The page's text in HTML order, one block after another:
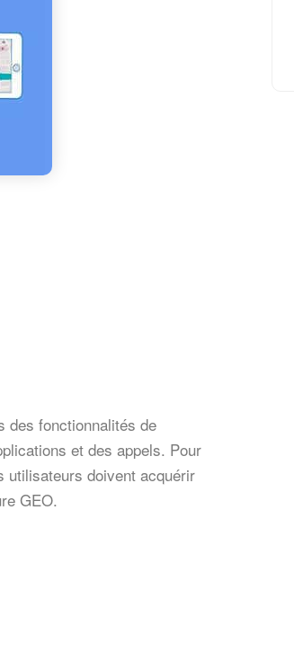
des fonctionnalités de
et des appels. Pour
utilisateurs doivent acquérir
GEO.